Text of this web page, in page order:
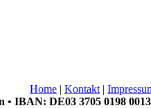
Home | Kontakt |
• IBAN: DE03 3705 0198